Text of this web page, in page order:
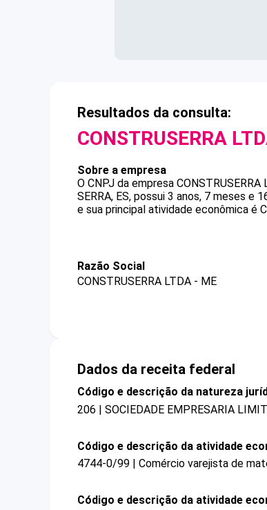
Resultados da consulta:
CONSTRUSERRA
Sobre a empresa
O CNPJ da empresa CONSTRUSERRA
SERRA, ES, possui 3 anos, 7 meses
e sua principal atividade econômica é
Razão Social
CONSTRUSERRA LTDA - ME
Dados da receita federal
Código e descrição da natureza
206 | SOCIEDADE EMPRESARIA
Código e descrição da atividade
4744-0/99 | Comércio varejista de
Código e descrição da atividade